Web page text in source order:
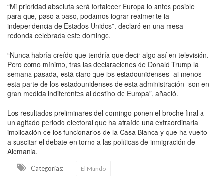
“Mi prioridad absoluta será fortalecer Europa lo antes posible
para que, paso a paso, podamos lograr realmente la
independencia de Estados Unidos”, declaró en una mesa
redonda celebrada este domingo.
“Nunca habría creído que tendría que decir algo así en televisión.
Pero como mínimo, tras las declaraciones de Donald Trump la
semana pasada, está claro que los estadounidenses -al menos
esta parte de los estadounidenses de esta administración- son en
gran medida indiferentes al destino de Europa”, añadió.
Los resultados preliminares del domingo ponen el broche final a
un agitado periodo electoral que ha atraído una extraordinaria
implicación de los funcionarios de la Casa Blanca y que ha vuelto
a suscitar el debate en torno a las políticas de inmigración de
Alemania.
Categorias: El Mundo